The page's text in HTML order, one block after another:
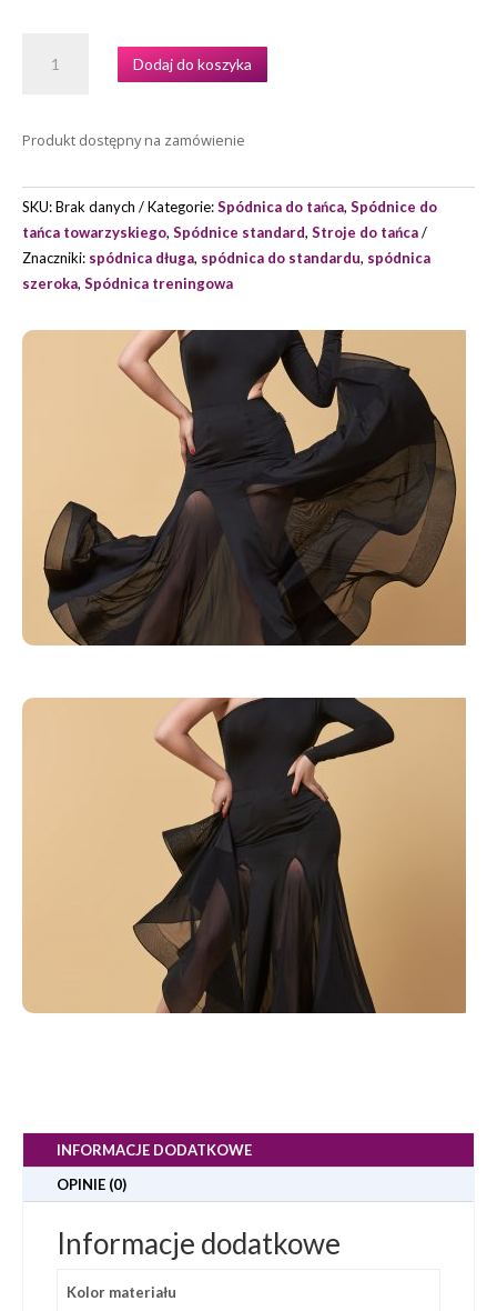
SPÓDNICA
STANDARDU
ALICIA
MARKI
GRAND
Dodaj do koszyka
Produkt dostępny na zamówienie
SKU:Brak danych Kategorie:Spódnica do tańca, Spódnice do
tańca towarzyskiego, Spódnice standard, Stroje do tańca
Znaczniki: spódnica długa, spódnica do standardu, spódnica
szeroka, Spódnica treningowa
INFORMACJE DODATKOWE
OPINIE (0)
Informacje dodatkowe
Kolor materiału